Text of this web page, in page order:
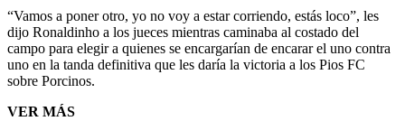
“Vamos a poner otro, yo no voy a estar corriendo, estás loco”, les
dijo Ronaldinho a los jueces mientras caminaba al costado del
campo para elegir a quienes se encargarían de encarar el uno contra
uno en la tanda definitiva que les daría la victoria a los Pios FC
sobre Porcinos.
VER MÁS